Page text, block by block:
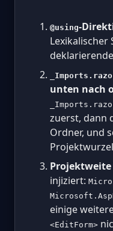
@using-
unten nach
zuerst, dann
Ordner, und
injiziert:
einige
<EditForm>